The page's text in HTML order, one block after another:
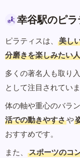
幸谷駅のピ
ピラティスは、 美し
分磨きを楽しみたい人
多くの著名人も取り
として注目されていま
体の軸や重心のバラ
活での動きやすさや
おすすめです。
また、
スポーツのコ